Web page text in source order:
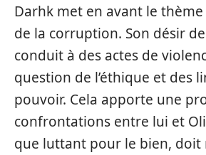
Darhk met en avant le
de la corruption. Son désir
conduit à des actes de
question de l’éthique et des
pouvoir. Cela apporte une
confrontations entre lui et
que luttant pour le bien, doit